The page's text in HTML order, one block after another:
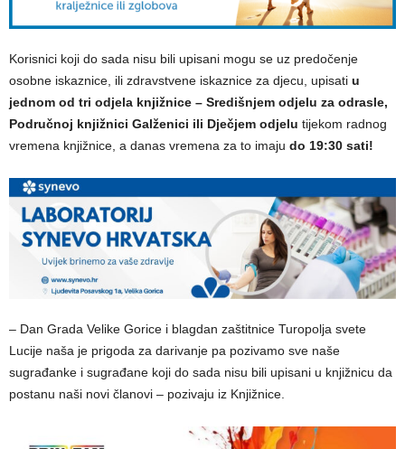
Korisnici koji do sada nisu bili upisani mogu se uz predočenje
osobne iskaznice, ili zdravstvene iskaznice za djecu, upisati u
jednom od tri odjela knjižnice – Središnjem odjelu za odrasle,
Područnoj knjižnici Galženici ili Dječjem odjelu tijekom radnog
vremena knjižnice, a danas vremena za to imaju do 19:30 sati!
– Dan Grada Velike Gorice i blagdan zaštitnice Turopolja svete
Lucije naša je prigoda za darivanje pa pozivamo sve naše
sugrađanke i sugrađane koji do sada nisu bili upisani u knjižnicu da
postanu naši novi članovi – pozivaju iz Knjižnice.